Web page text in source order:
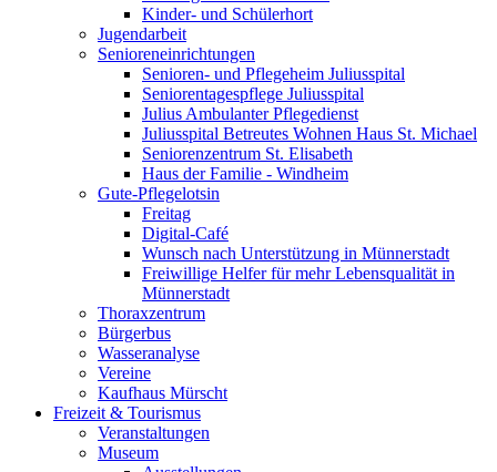
Kinder- und Schülerhort
Jugendarbeit
Senioreneinrichtungen
Senioren- und Pflegeheim Juliusspital
Seniorentagespflege Juliusspital
Julius Ambulanter Pflegedienst
Juliusspital Betreutes Wohnen Haus St. Michael
Seniorenzentrum St. Elisabeth
Haus der Familie - Windheim
Gute-Pflegelotsin
Freitag
Digital-Café
Wunsch nach Unterstützung in Münnerstadt
Freiwillige Helfer für mehr Lebensqualität in
Münnerstadt
Thoraxzentrum
Bürgerbus
Wasseranalyse
Vereine
Kaufhaus Mürscht
Freizeit & Tourismus
Veranstaltungen
Museum